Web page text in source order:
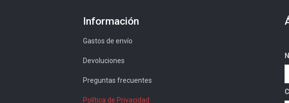
Información
Gastos de envío
Devoluciones
Preguntas frecuentes
Política de Privacidad